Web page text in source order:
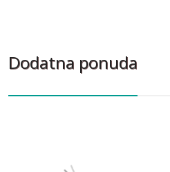
Dodatna ponuda